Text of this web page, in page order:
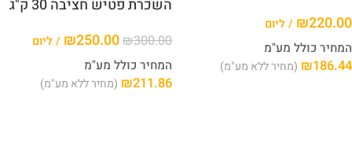
₪220.00 / ליום
המחיר כולל מע"מ
₪186.44 (מחיר ללא מע"מ)
השכרת פטיש חציבה 30 ק"ג
₪300.00
₪250.00 / ליום
המחיר כולל מע"מ
₪211.86 (מחיר ללא מע"מ)